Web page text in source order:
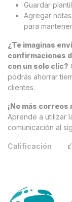
Guardar
Agregar
para
¿Te imaginas
confirmaciones
con un solo clic?
podrás ahorrar
clientes.
¡No más
Aprende a utilizar
comunicación al
Calificación